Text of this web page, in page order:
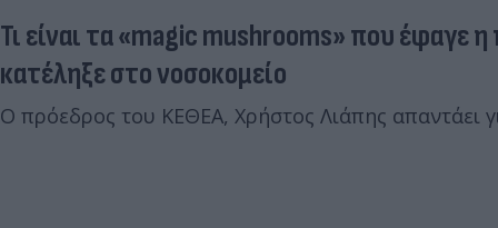
Τι είναι τα «magic mushrooms» που έφαγε
κατέληξε στο νοσοκομείο
Ο πρόεδρος του ΚΕΘΕΑ, Χρήστος Λιάπης απαντάει